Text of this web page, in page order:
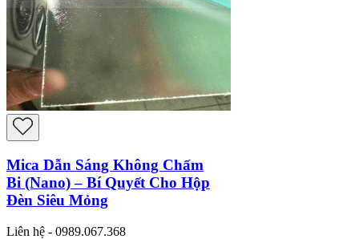
Mica Dẫn Sáng Không Chấm
Bi (Nano) – Bí Quyết Cho Hộp
Đèn Siêu Mỏng
Liên hệ - 0989.067.368